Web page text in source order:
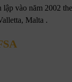
lập vào năm 2002
Malta .